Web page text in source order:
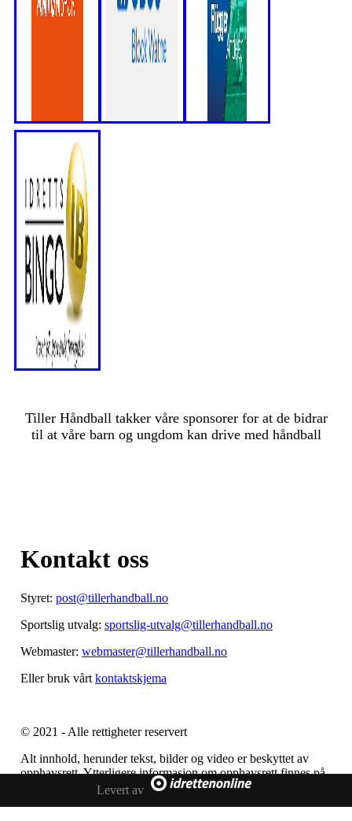
Tiller Håndball takker våre sponsorer for at de bidrar
til at våre barn og ungdom kan drive med håndball
Kontakt oss
Styret: post@tillerhandball.no
Sportslig utvalg: sportslig-utvalg@tillerhandball.no
Webmaster: webmaster@tillerhandball.no
Eller bruk vårt kontaktskjema
© 2021 - Alle rettigheter reservert
Alt innhold, herunder tekst, bilder og video er beskyttet av
opphavsrett. Ytterligere informasjon om opphavsrett finnes på
Patentstyret sin web side
Levert av